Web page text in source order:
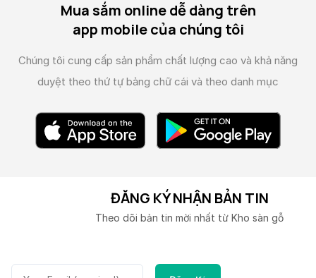
Mua sắm online dễ dàng trên
app mobile của chúng tôi
Chúng tôi cung cấp sản phẩm chất lượng cao và khả năng
duyệt theo thứ tự bảng chữ cái và theo danh mục
ĐĂNG KÝ NHẬN BẢN TIN
Theo dõi bản tin mời nhất từ Kho sàn gỗ